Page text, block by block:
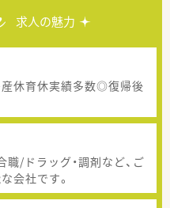
求人の魅力
休育休実績多数◎復帰後
/ドラッグ・調剤など、ご
会社です。